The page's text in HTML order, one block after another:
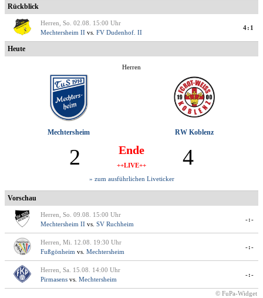
Rückblick
Herren, So. 02.08. 15:00 Uhr
Mechtersheim II vs. FV Dudenhof. II
4:1
Heute
Herren
Mechtersheim RW Koblenz
2 Ende
++LIVE++ 4
» zum ausführlichen Liveticker
Vorschau
Herren, So. 09.08. 15:00 Uhr
Mechtersheim II vs. SV Ruchheim
-:-
Herren, Mi. 12.08. 19:30 Uhr
Fußgönheim vs. Mechtersheim
-:-
Herren, Sa. 15.08. 14:00 Uhr
Pirmasens vs. Mechtersheim
-:-
© FuPa-Widget